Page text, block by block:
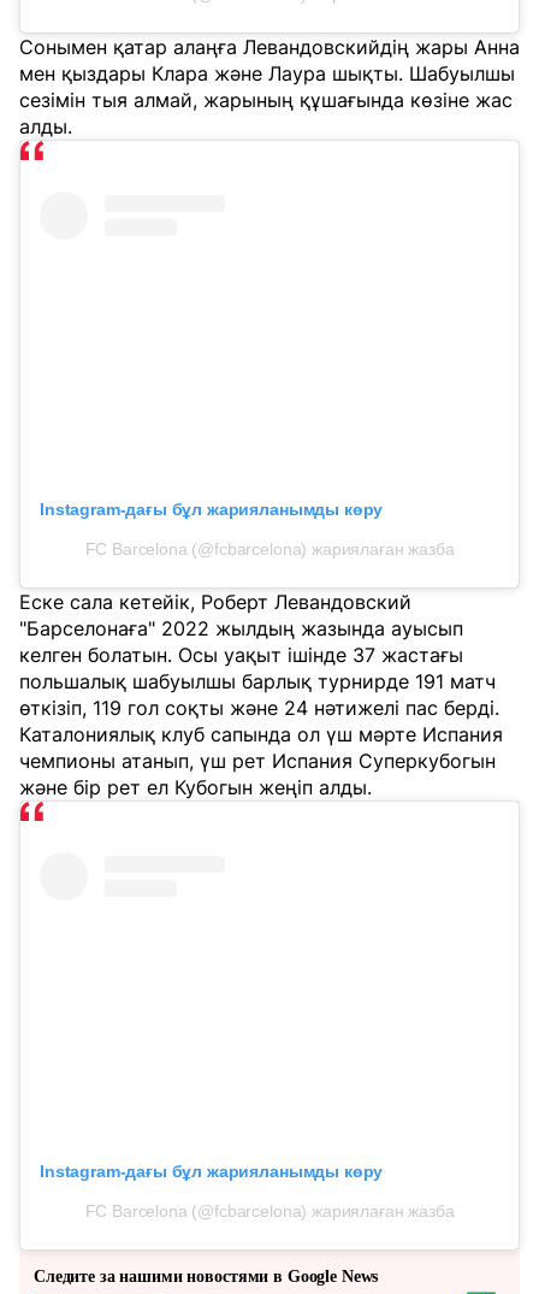
Сонымен қатар алаңға Левандовскийдің жары Анна
мен қыздары Клара және Лаура шықты. Шабуылшы
сезімін тыя алмай, жарының құшағында көзіне жас
алды.
Instagram-дағы бұл жарияланымды көру
FC Barcelona (@fcbarcelona) жариялаған жазба
Еске сала кетейік, Роберт Левандовский
"Барселонаға" 2022 жылдың жазында ауысып
келген болатын. Осы уақыт ішінде 37 жастағы
польшалық шабуылшы барлық турнирде 191 матч
өткізіп, 119 гол соқты және 24 нәтижелі пас берді.
Каталониялық клуб сапында ол үш мәрте Испания
чемпионы атанып, үш рет Испания Суперкубогын
және бір рет ел Кубогын жеңіп алды.
Instagram-дағы бұл жарияланымды көру
FC Barcelona (@fcbarcelona) жариялаған жазба
Следите за нашими новостями в Google News